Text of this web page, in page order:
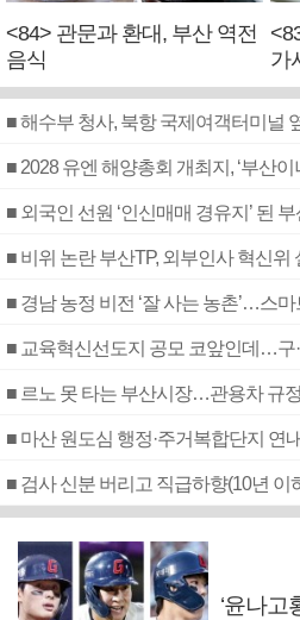
<84> 관문과 환대, 부산 역전
음식
가
■ 해수부 청사, 북항 국제여객터미널
■ 2028 유엔 해양총회 개최지, ‘부산이
■ 외국인 선원 ‘인신매매 경유지’ 된
■ 비위 논란 부산TP, 외부인사 혁신위
■ 경남 농정 비전 ‘잘 사는 농촌’…스
■ 교육혁신선도지 공모 코앞인데…구·
■ 르노 못 타는 부산시장…관용차 규
■ 마산 원도심 행정·주거복합단지 연
‘윤나